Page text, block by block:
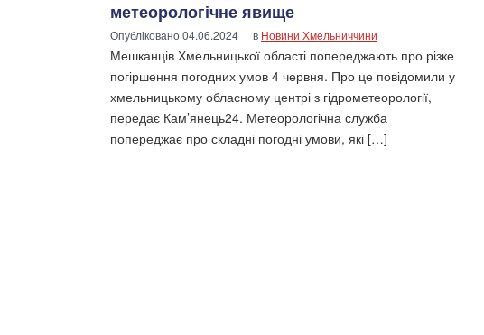
метеорологічне явище
Опубліковано04.06.2024 в Новини Хмельниччини
Мешканців Хмельницької області попереджають про різке
погіршення погодних умов 4 червня. Про це повідомили у
хмельницькому обласному центрі з гідрометеорології,
передає Кам’янець24. Метеорологічна служба
попереджає про складні погодні умови, які […]